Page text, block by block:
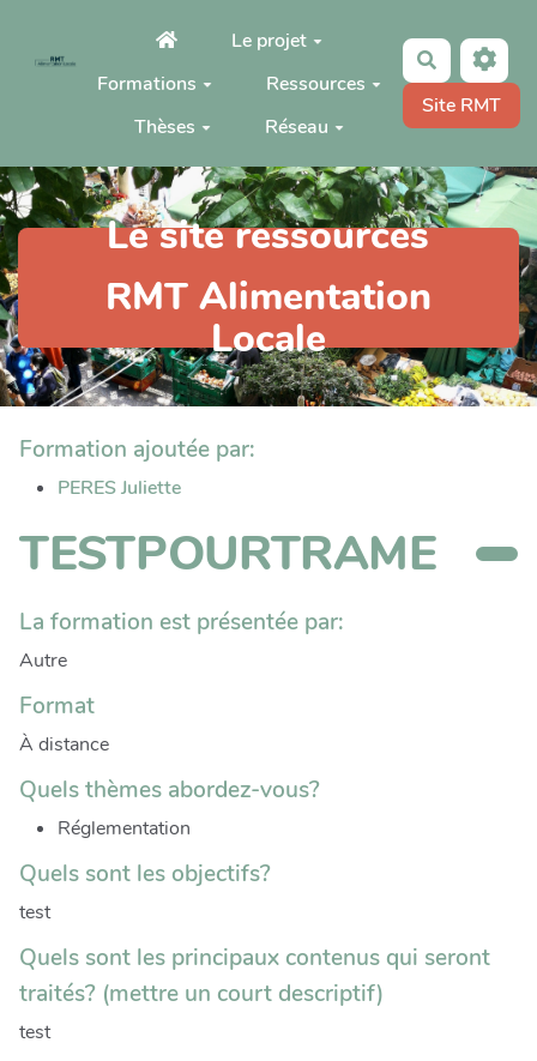
Aller au contenu principalLe projet
Formations
Ressources
Thèses
Réseau
Rechercher
Site RMT
Le site ressources
RMT Alimentation
Locale
Formation ajoutée par:
PERES Juliette
TESTPOURTRAME
La formation est présentée par:
Autre
Format
À distance
Quels thèmes abordez-vous?
Réglementation
Quels sont les objectifs?
test
Quels sont les principaux contenus qui seront
traités? (mettre un court descriptif)
test